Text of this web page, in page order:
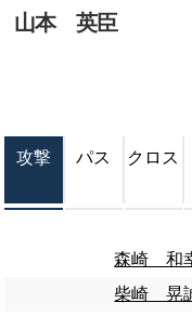
山本 英臣
攻撃 パス クロス
森崎 和
柴崎 晃